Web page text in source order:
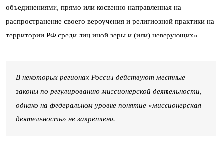
объединениями, прямо или косвенно направленная на
распространение своего вероучения и религиозной практики на
территории РФ среди лиц иной веры и (или) неверующих».
В некоторых регионах России действуют местные
законы по регулированию миссионерской деятельности,
однако на федеральном уровне понятие «миссионерская
деятельность» не закреплено.